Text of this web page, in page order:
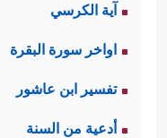
آية الكرسي
اواخر سورة البقرة
تفسير ابن عاشور
أدعية من السنة